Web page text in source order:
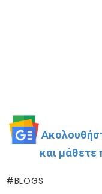
και μάθετε
BLOGS